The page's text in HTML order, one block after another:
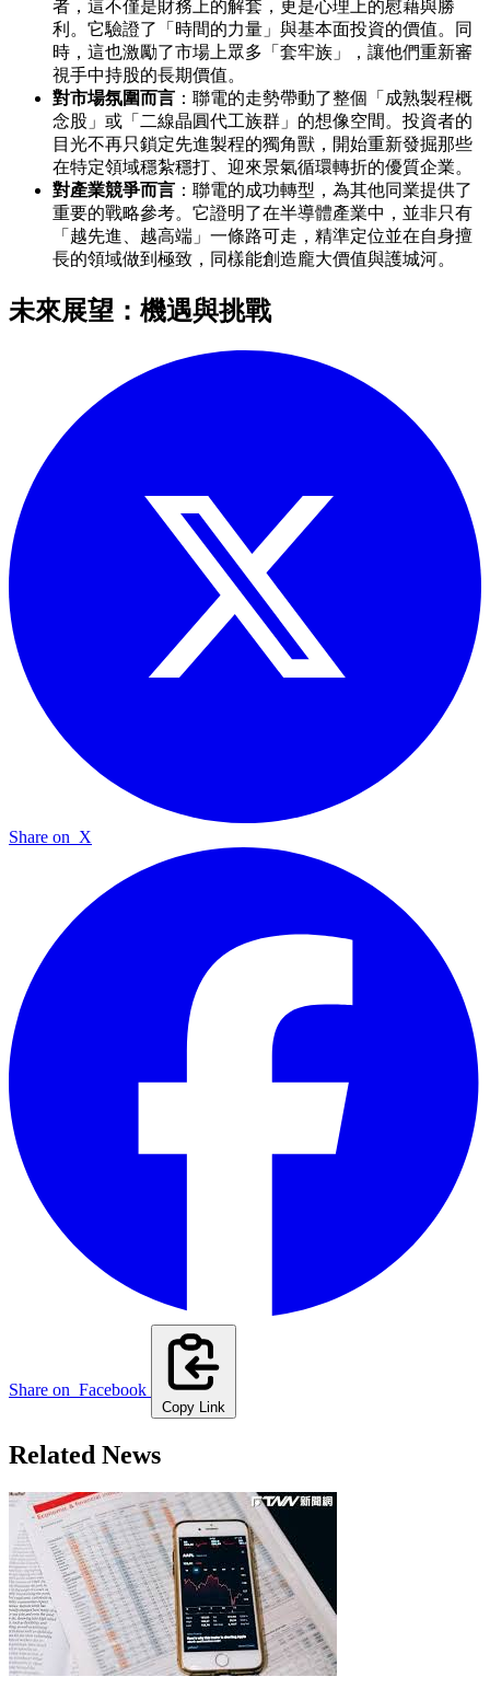
者，這不僅是財務上的解套，更是心理上的慰藉與勝
利。它驗證了「時間的力量」與基本面投資的價值。同
時，這也激勵了市場上眾多「套牢族」，讓他們重新審
視手中持股的長期價值。
對市場氛圍而言 ：聯電的走勢帶動了整個「成熟製程概
念股」或「二線晶圓代工族群」的想像空間。投資者的
目光不再只鎖定先進製程的獨角獸，開始重新發掘那些
在特定領域穩紮穩打、迎來景氣循環轉折的優質企業。
對產業競爭而言 ：聯電的成功轉型，為其他同業提供了
重要的戰略參考。它證明了在半導體產業中，並非只有
「越先進、越高端」一條路可走，精準定位並在自身擅
長的領域做到極致，同樣能創造龐大價值與護城河。
未來展望：機遇與挑戰
Share on X
Share on Facebook
Copy Link
Related News